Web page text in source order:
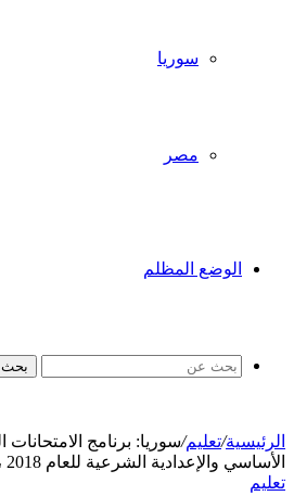
سوريا
مصر
الوضع المظلم
الرئيسية/تعليم/سوريا: برنامج الامتحانات
الأساسي والإعدادية الشرعية للعام 2018 ، برنامج فحص التاسع
تعليم